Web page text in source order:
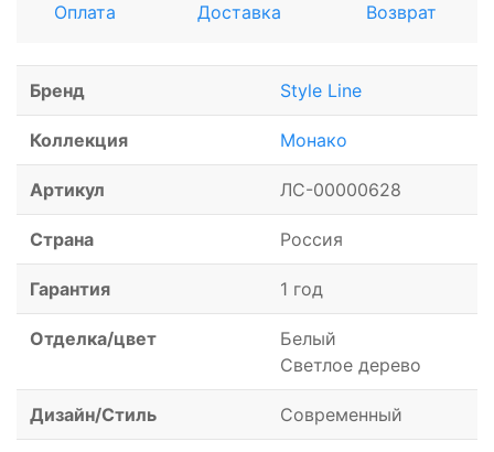
Оплата Доставка Возврат
Бренд Style Line
Коллекция Монако
Артикул ЛС-00000628
Страна Россия
Гарантия 1 год
Отделка/цвет
Белый
Светлое дерево
Дизайн/Стиль Современный